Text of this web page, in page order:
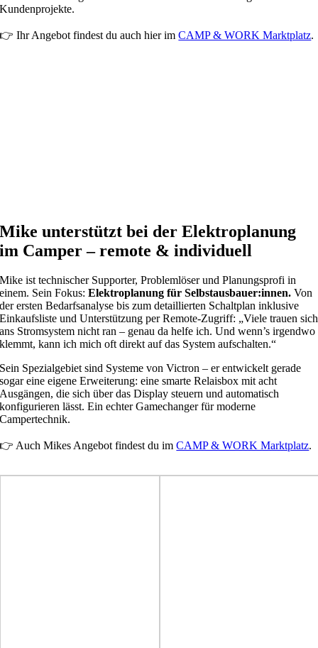
Kundenprojekte.
👉 Ihr Angebot findest du auch hier imCAMP & WORK Marktplatz.
Mike unterstützt bei der Elektroplanung
im Camper – remote & individuell
Mike ist technischer Supporter, Problemlöser und Planungsprofi in
einem. Sein Fokus:Elektroplanung für Selbstausbauer:innen. Von
der ersten Bedarfsanalyse bis zum detaillierten Schaltplan inklusive
Einkaufsliste und Unterstützung per Remote-Zugriff: „Viele trauen sich
ans Stromsystem nicht ran – genau da helfe ich. Und wenn’s irgendwo
klemmt, kann ich mich oft direkt auf das System aufschalten.“
Sein Spezialgebiet sind Systeme von Victron – er entwickelt gerade
sogar eine eigene Erweiterung: eine smarte Relaisbox mit acht
Ausgängen, die sich über das Display steuern und automatisch
konfigurieren lässt. Ein echter Gamechanger für moderne
Campertechnik.
👉 Auch Mikes Angebot findest du imCAMP & WORK Marktplatz.